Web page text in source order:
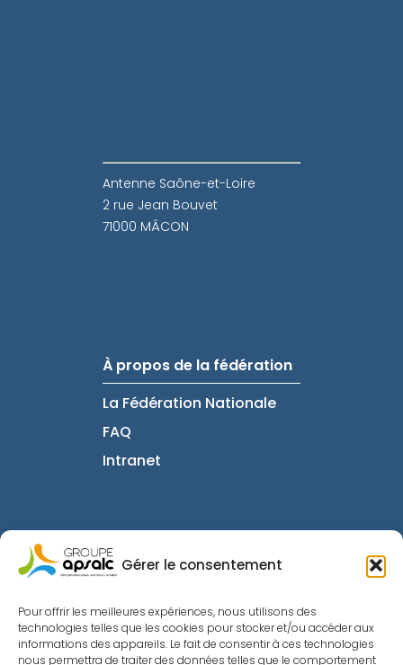
Gérer le consentement
Pour offrir les meilleures expériences, nous utilisons des
technologies telles que les cookies pour stocker et/ou accéder aux
informations des appareils. Le fait de consentir à ces technologies
nous permettra de traiter des données telles que le comportement
Antenne Saône-et-Loire
2 rue Jean Bouvet
71000 MÂCON
À propos de la fédération
La Fédération Nationale
FAQ
Intranet
Informations utiles
Mentions Légales